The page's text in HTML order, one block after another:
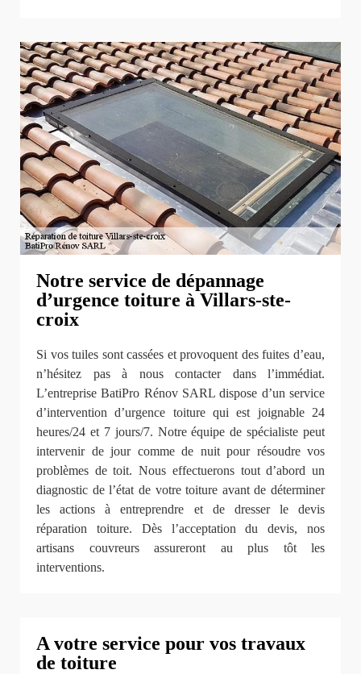
Notre service de dépannage
d’urgence toiture à Villars-ste-
croix
Si vos tuiles sont cassées et provoquent des fuites d’eau,
n’hésitez pas à nous contacter dans l’immédiat.
L’entreprise BatiPro Rénov SARL dispose d’un service
d’intervention d’urgence toiture qui est joignable 24
heures/24 et 7 jours/7. Notre équipe de spécialiste peut
intervenir de jour comme de nuit pour résoudre vos
problèmes de toit. Nous effectuerons tout d’abord un
diagnostic de l’état de votre toiture avant de déterminer
les actions à entreprendre et de dresser le devis
réparation toiture. Dès l’acceptation du devis, nos
artisans couvreurs assureront au plus tôt les
interventions.
A votre service pour vos travaux
de toiture